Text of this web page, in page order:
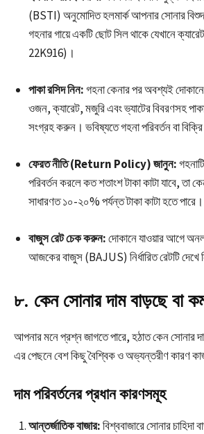
(BSTI) অনুমোদিত হলমার্ক আপনার সোনার
গহনার গায়ে একটি ছোট সিল থাকে যেখানে
22K916)।
পাকা রসিদ নিন:গহনা কেনার পর অবশ্যই
ওজন, ক্যারেট, মজুরি এবং ভ্যাটের বিবরণসহ
সংগ্রহ করুন। ভবিষ্যতে গহনা পরিবর্তন বা
ফেরত নীতি (Return Policy) জানুন:
পরিবর্তন করলে কত শতাংশ টাকা কাটা যাবে, তা
সাধারণত ১০-২০% পর্যন্ত টাকা কাটা হতে পারে।
বাজুস রেট চেক করুন:দোকানে যাওয়ার আগে
আজকের বাজুস (BAJUS) নির্ধারিত রেটটি দেখে
৮. কেন সোনার দাম বাড়ছে বা
আপনার মনে প্রশ্ন জাগতে পারে, হঠাত কেন সোনার
এর পেছনে বেশ কিছু বৈশ্বিক ও অভ্যন্তরীণ কারণ
দাম পরিবর্তনের প্রধান কারণসমূহ
আন্তর্জাতিক বাজার:বিশ্ববাজারে সোনার চাহিদা